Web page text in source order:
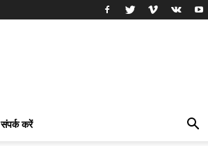
संपर्क करें